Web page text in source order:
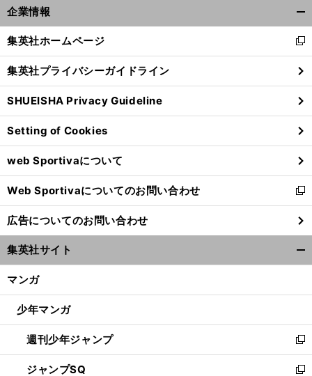
企業情報
閉
る
集英社ホームページ
新
し
い
ウ
ィ
ン
ド
ウ
で
開
く
集英社プライバシーガイドライン
SHUEISHA Privacy Guideline
Setting of Cookies
web Sportivaについて
Web Sportivaについてのお問い合わせ
新
し
い
ウ
ィ
ン
ウ
開
く
広告についてのお問い合わせ
集英社サイト
マンガ
少年マンガ
週刊少年ジャンプ
新
し
い
ジャンプSQ
新